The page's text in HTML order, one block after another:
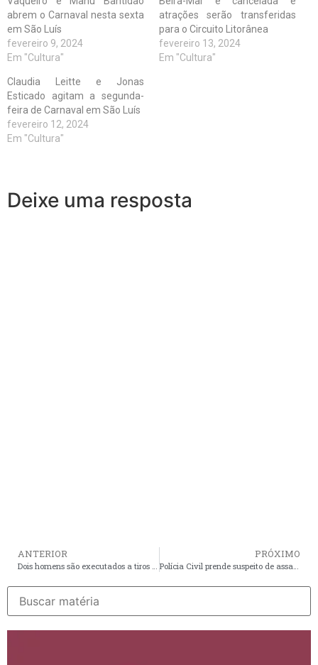
abrem o Carnaval nesta sexta
em São Luís
fevereiro 9, 2024
Em "Cultura"
atrações serão transferidas
para o Circuito Litorânea
fevereiro 13, 2024
Em "Cultura"
Claudia Leitte e Jonas
Esticado agitam a segunda-
feira de Carnaval em São Luís
fevereiro 12, 2024
Em "Cultura"
Deixe uma resposta
ANTERIOR
Dois homens são executados a tiros no bairro de Fátima, em São Luís
PRÓXIMO
Polícia Civil prende suspeito de assassinar desafeto a facadas em Caxias